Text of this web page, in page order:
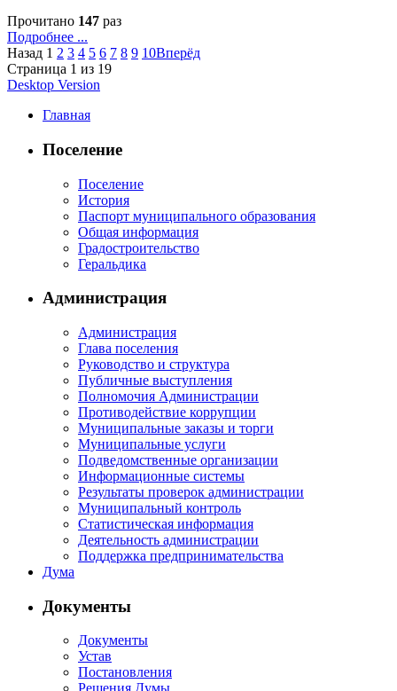
Прочитано 147 раз
Подробнее ...
Назад 1 2 3 4 5 6 7 8 9 10Вперёд
Страница 1 из 19
Desktop Version
Главная
Поселение
Поселение
История
Паспорт муниципального образования
Общая информация
Градостроительство
Геральдика
Администрация
Администрация
Глава поселения
Руководство и структура
Публичные выступления
Полномочия Администрации
Противодействие коррупции
Муниципальные заказы и торги
Муниципальные услуги
Подведомственные организации
Информационные системы
Результаты проверок администрации
Муниципальный контроль
Статистическая информация
Деятельность администрации
Поддержка предпринимательства
Дума
Документы
Документы
Устав
Постановления